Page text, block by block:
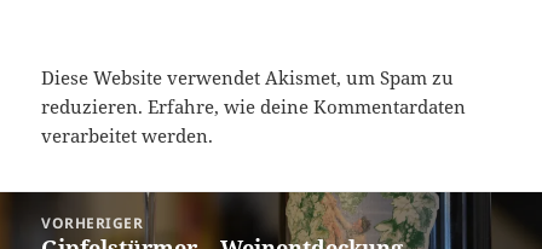
Diese Website verwendet Akismet, um Spam zu
reduzieren.Erfahre, wie deine Kommentardaten
verarbeitet werden.
Beitragsnavigation
VORHERIGER